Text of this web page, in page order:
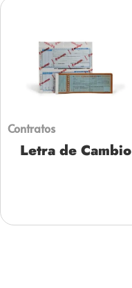
Contratos
Letra de Cambio